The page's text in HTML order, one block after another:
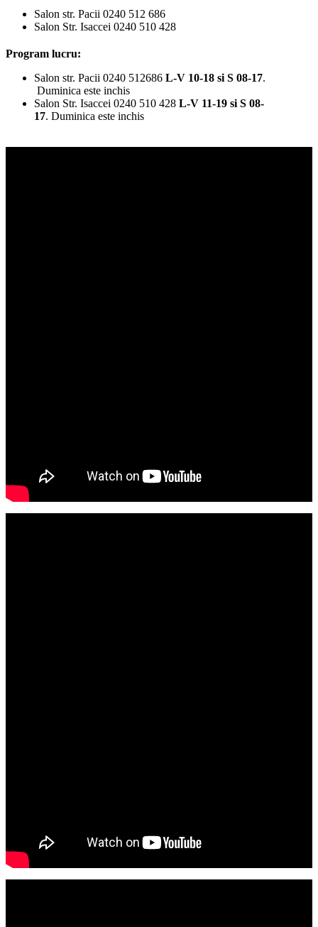
Salon str. Pacii 0240 512 686
Salon Str. Isaccei 0240 510 428
Program lucru:
Salon str. Pacii 0240 512686 L-V 10-18 si S 08-17.
Duminica este inchis
Salon Str. Isaccei 0240 510 428 L-V 11-19 si S 08-
17. Duminica este inchis